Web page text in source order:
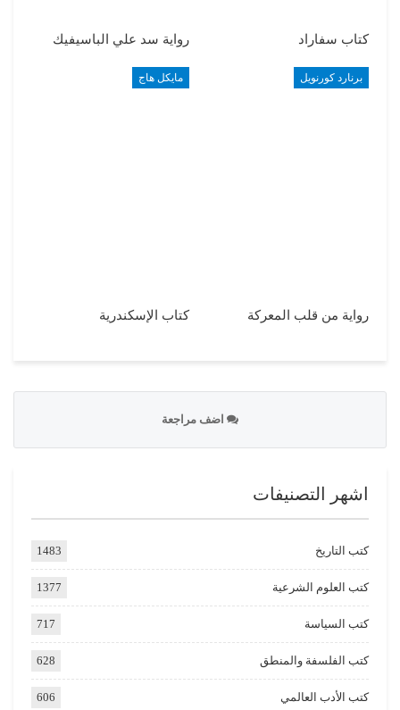
كتاب سفاراد رواية سد علي الباسيفيك
برنارد كورنويل
رواية من قلب المعركة
مايكل هاج
كتاب الإسكندرية
اضف مراجعة
اشهر التصنيفات
كتب التاريخ 1483
كتب العلوم الشرعية 1377
كتب السياسة 717
كتب الفلسفة والمنطق 628
كتب الأدب العالمي 606